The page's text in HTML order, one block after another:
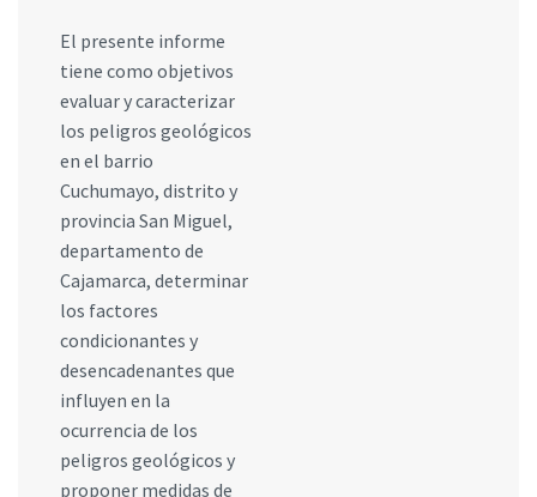
El presente informe
tiene como objetivos
evaluar y caracterizar
los peligros geológicos
en el barrio
Cuchumayo, distrito y
provincia San Miguel,
departamento de
Cajamarca, determinar
los factores
condicionantes y
desencadenantes que
influyen en la
ocurrencia de los
peligros geológicos y
proponer medidas de